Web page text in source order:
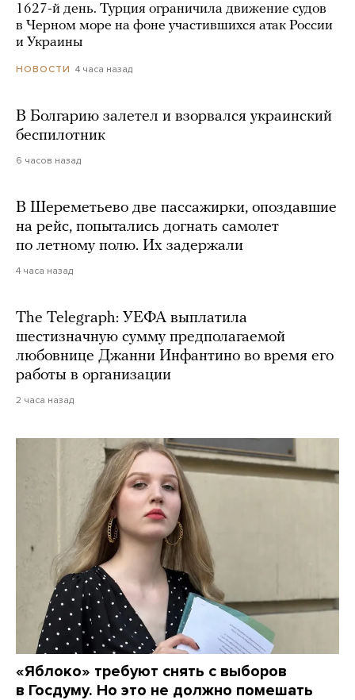
1627-й день. Турция ограничила движение судов
в Черном море на фоне участившихся атак России
и Украины
НОВОСТИ 4 часа назад
В Болгарию залетел и взорвался украинский
беспилотник
6 часов назад
В Шереметьево две пассажирки, опоздавшие
на рейс, попытались догнать самолет
по летному полю. Их задержали
4 часа назад
The Telegraph: УЕФА выплатила
шестизначную сумму предполагаемой
любовнице Джанни Инфантино во время его
работы в организации
2 часа назад
«Яблоко» требуют снять с выборов
в Госдуму. Но это не должно помешать